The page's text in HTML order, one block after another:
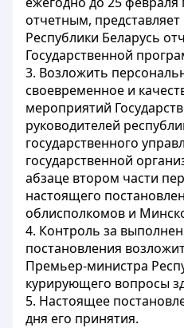
отчетным,
Республики Беларусь
Государственной
3. Возложить
своевременное и
мероприятий
руководителей
государственного
государственной
абзаце втором части
настоящего
облисполкомов и
4. Контроль за
постановления
Премьер-министра
курирующего вопросы
5. Настоящее
дня его принятия.